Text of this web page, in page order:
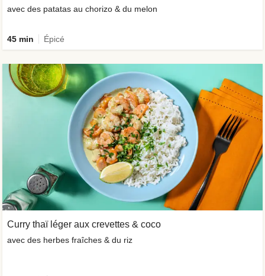
avec des patatas au chorizo & du melon
45 min Épicé
Curry thaï léger aux crevettes & coco
avec des herbes fraîches & du riz